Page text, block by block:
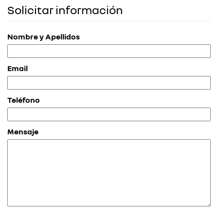
Solicitar información
Nombre y Apellidos
Email
Teléfono
Mensaje